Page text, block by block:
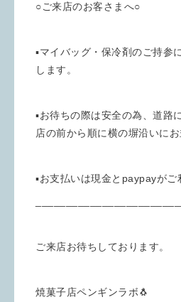
○ご来店のお客さまへ○
▪︎マイバッグ・保冷剤のご持参
します。
▪︎お待ちの際は安全の為、道路
店の前から順に横の塀沿いにお
▪︎お支払いは現金とpaypayがご
ご来店お待ちしております。
焼菓子店ペンギンラボ🐧